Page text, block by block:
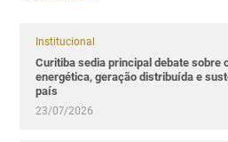
Institucional
Curitiba sedia principal debate sobre
energética, geração distribuída e
país
23/07/2026